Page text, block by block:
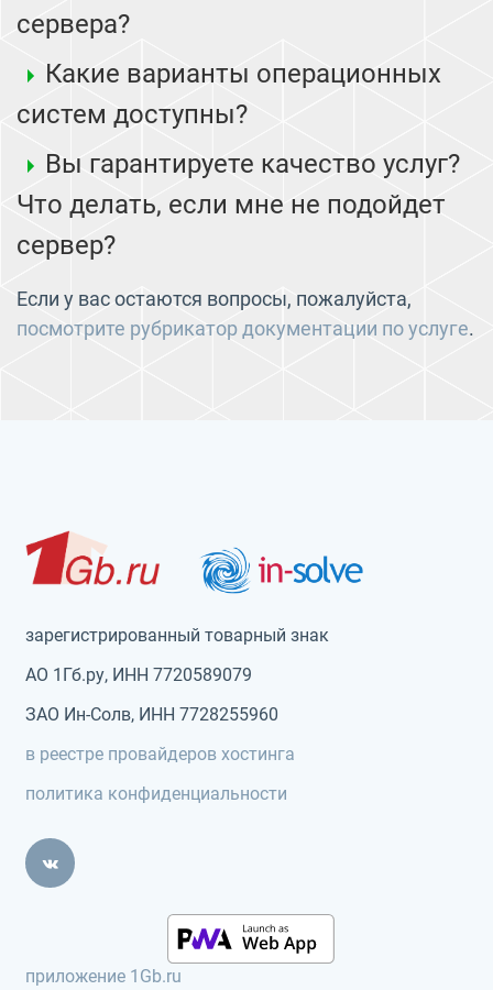
сервера?
Какие варианты операционных
систем доступны?
Вы гарантируете качество услуг?
Что делать, если мне не подойдет
сервер?
Если у вас остаются вопросы, пожалуйста,
посмотрите рубрикатор документации по услуге.
зарегистрированный товарный знак
АО 1Гб.ру, ИНН 7720589079
ЗАО Ин-Солв, ИНН 7728255960
в реестре провайдеров хостинга
политика конфиденциальности
приложение 1Gb.ru